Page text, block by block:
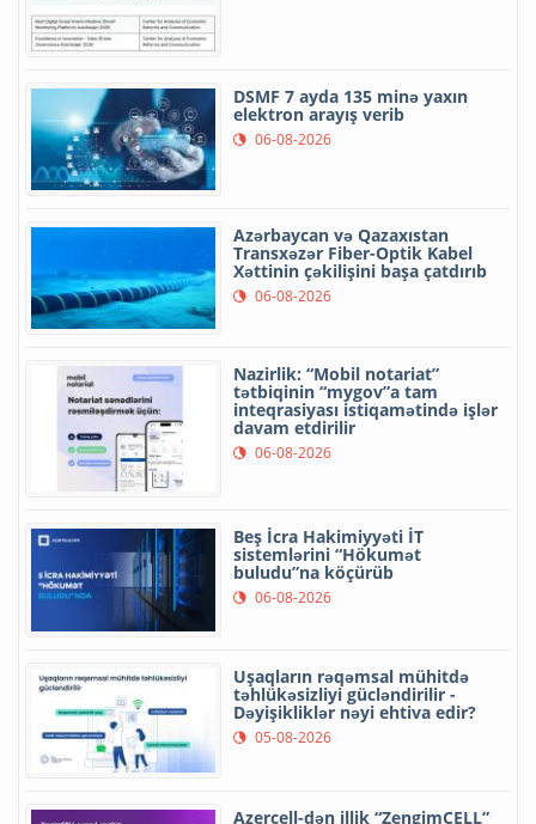
DSMF 7 ayda 135 minə yaxın
elektron arayış verib
06-08-2026
Azərbaycan və Qazaxıstan
Transxəzər Fiber-Optik Kabel
Xəttinin çəkilişini başa çatdırıb
06-08-2026
Nazirlik: “Mobil notariat”
tətbiqinin “mygov”a tam
inteqrasiyası istiqamətində işlər
davam etdirilir
06-08-2026
Beş İcra Hakimiyyəti İT
sistemlərini “Hökumət
buludu”na köçürüb
06-08-2026
Uşaqların rəqəmsal mühitdə
təhlükəsizliyi gücləndirilir -
Dəyişikliklər nəyi ehtiva edir?
05-08-2026
Azercell-dən illik “ZengimCELL”